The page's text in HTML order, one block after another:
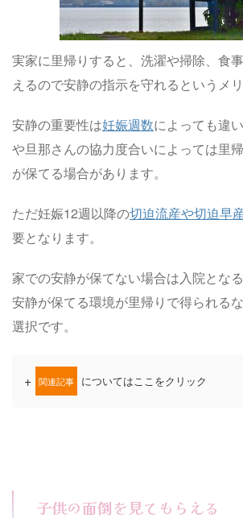
実家に里帰りすると、洗濯や掃除、食
えるので安静の指示を守れるというメ
安静の重要性は妊娠週数によっても違
や旦那さんの協力度合いによっては里
が保てる場合があります。
ただ妊娠12週以降の切迫流産や切迫早
要となります。
家での安静が保てない場合は入院とな
安静が保てる環境が里帰りで得られる
選択です。
+ 関連記事 についてはここをクリック
子供の面倒を見てもらえる